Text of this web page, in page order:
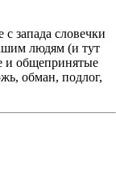
с запада словечки
людям (и тут
и общепринятые
обман, подлог,